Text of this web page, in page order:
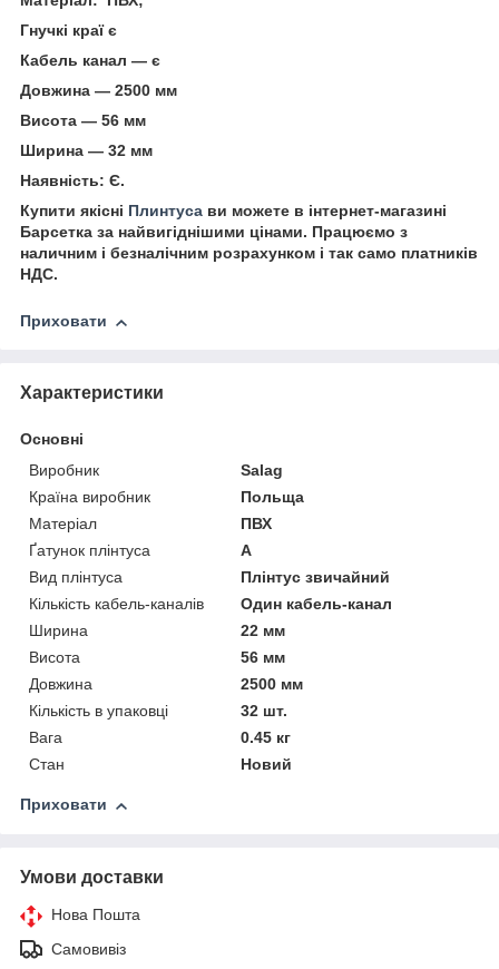
Гнучкі краї є
Кабель канал — є
Довжина — 2500 мм
Висота — 56 мм
Ширина — 32 мм
Наявність: Є.
Купити якісні Плинтуса ви можете в інтернет-магазині
Барсетка за найвигіднішими цінами. Працюємо з
наличним і безналічним розрахунком і так само платників
НДС.
Приховати
Характеристики
Основні
Виробник
Salag
Країна виробник
Польща
Матеріал
ПВХ
Ґатунок плінтуса
A
Вид плінтуса
Плінтус звичайний
Кількість кабель-каналів
Один кабель-канал
Ширина
22 мм
Висота
56 мм
Довжина
2500 мм
Кількість в упаковці
32 шт.
Вага
0.45 кг
Стан
Новий
Приховати
Умови доставки
Нова Пошта
Самовивіз